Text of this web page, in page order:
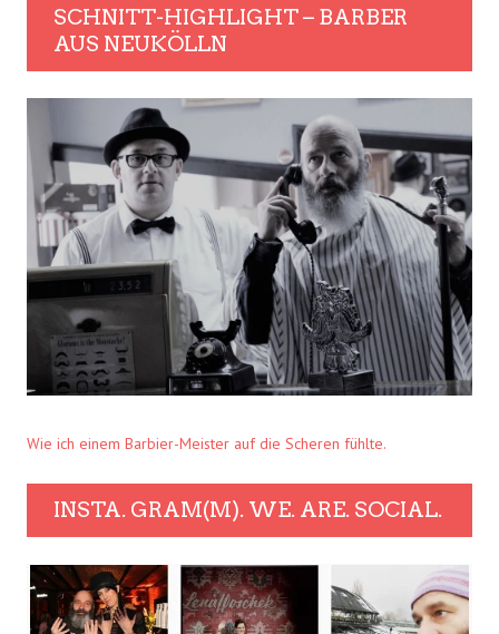
SCHNITT-HIGHLIGHT – BARBER
AUS NEUKÖLLN
Wie ich einem Barbier-Meister auf die Scheren fühlte.
INSTA. GRAM(M). WE. ARE. SOCIAL.